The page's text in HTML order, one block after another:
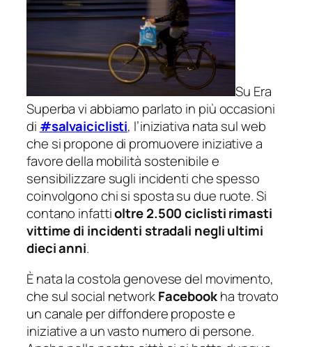
Su Era
Superba vi abbiamo parlato in più occasioni
di #salvaiciclisti, l’iniziativa nata sul web
che si propone di promuovere iniziative a
favore della mobilità sostenibile e
sensibilizzare sugli incidenti che spesso
coinvolgono chi si sposta su due ruote. Si
contano infattioltre 2.500 ciclisti rimasti
vittime di incidenti stradali negli ultimi
dieci anni.
È nata la costola genovese del movimento,
che sul social networkFacebookha trovato
un canale per diffondere proposte e
iniziative a un vasto numero di persone.